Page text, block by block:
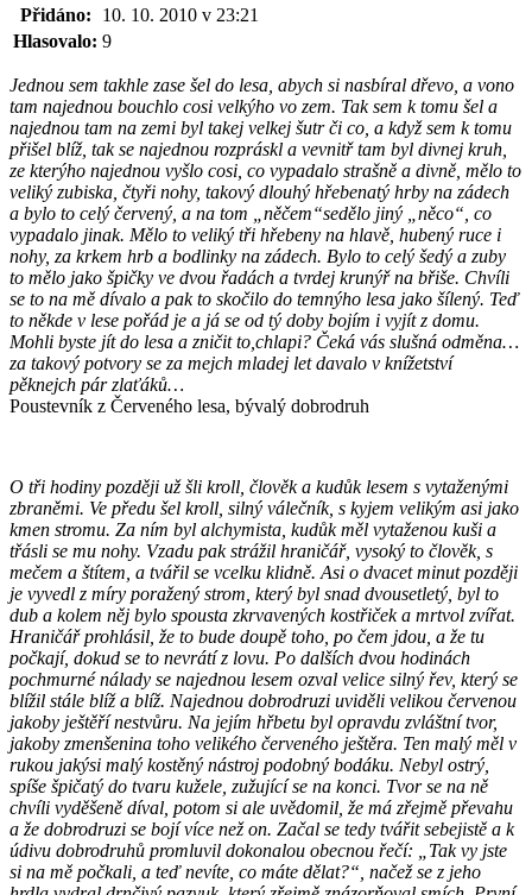
Přidáno:
10. 10. 2010 v 23:21
Hlasovalo: 9
Jednou sem takhle zase šel do lesa, abych si nasbíral dřevo, a vono
tam najednou bouchlo cosi velkýho vo zem. Tak sem k tomu šel a
najednou tam na zemi byl takej velkej šutr či co, a když sem k tomu
přišel blíž, tak se najednou rozpráskl a vevnitř tam byl divnej kruh,
ze kterýho najednou vyšlo cosi, co vypadalo strašně a divně, mělo to
veliký zubiska, čtyři nohy, takový dlouhý hřebenatý hrby na zádech
a bylo to celý červený, a na tom „něčem“sedělo jiný „něco“, co
vypadalo jinak. Mělo to veliký tři hřebeny na hlavě, hubený ruce i
nohy, za krkem hrb a bodlinky na zádech. Bylo to celý šedý a zuby
to mělo jako špičky ve dvou řadách a tvrdej krunýř na břiše. Chvíli
se to na mě dívalo a pak to skočilo do temnýho lesa jako šílený. Teď
to někde v lese pořád je a já se od tý doby bojím i vyjít z domu.
Mohli byste jít do lesa a zničit to,chlapi? Čeká vás slušná odměna…
za takový potvory se za mejch mladej let davalo v knížetství
pěknejch pár zlaťáků…
Poustevník z Červeného lesa, bývalý dobrodruh
O tři hodiny později už šli kroll, člověk a kudůk lesem s vytaženými
zbraněmi. Ve předu šel kroll, silný válečník, s kyjem velikým asi jako
kmen stromu. Za ním byl alchymista, kudůk měl vytaženou kuši a
třásli se mu nohy. Vzadu pak strážil hraničář, vysoký to člověk, s
mečem a štítem, a tvářil se vcelku klidně. Asi o dvacet minut později
je vyvedl z míry poražený strom, který byl snad dvousetletý, byl to
dub a kolem něj bylo spousta zkrvavených kostřiček a mrtvol zvířat.
Hraničář prohlásil, že to bude doupě toho, po čem jdou, a že tu
počkají, dokud se to nevrátí z lovu. Po dalších dvou hodinách
pochmurné nálady se najednou lesem ozval velice silný řev, který se
blížil stále blíž a blíž. Najednou dobrodruzi uviděli velikou červenou
jakoby ještěří nestvůru. Na jejím hřbetu byl opravdu zvláštní tvor,
jakoby zmenšenina toho velikého červeného ještěra. Ten malý měl v
rukou jakýsi malý kostěný nástroj podobný bodáku. Nebyl ostrý,
spíše špičatý do tvaru kužele, zužující se na konci. Tvor se na ně
chvíli vyděšeně díval, potom si ale uvědomil, že má zřejmě převahu
a že dobrodruzi se bojí více než on. Začal se tedy tvářit sebejistě a k
údivu dobrodruhů promluvil dokonalou obecnou řečí: „Tak vy jste
si na mě počkali, a teď nevíte, co máte dělat?“, načež se z jeho